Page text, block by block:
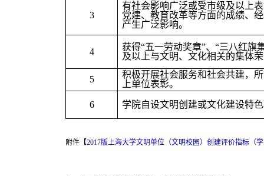
3
有社会影响广泛或受市级及以上
党建、教育改革等方面的成绩、
产生广泛影响。
4
获得“五一劳动奖章”、“三八红旗
及以上与文明、文化相关的集体
5
积极开展社会服务和社会共建，
上单位表彰。
6 学院自设文明创建或文化建设特
附件【2017版上海大学文明单位（文明校园）创建评价指标（